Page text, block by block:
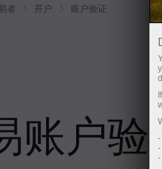
者 开户 账户验证
账户验
-
-
-